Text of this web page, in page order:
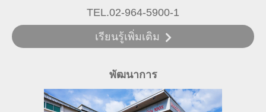
TEL.02-964-5900-1
เรียนรู้เพิ่มเติม
พัฒนาการ